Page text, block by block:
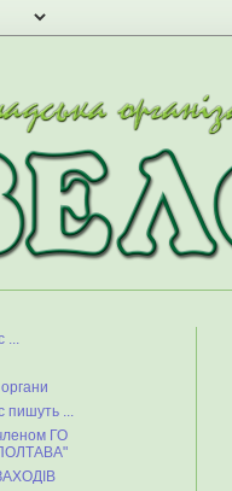
...
органи
пишуть ...
ГО